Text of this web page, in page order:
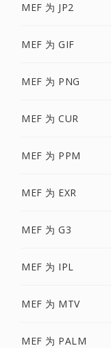
MEF 为 JP2
MEF 为 GIF
MEF 为 PNG
MEF 为 CUR
MEF 为 PPM
MEF 为 EXR
MEF 为 G3
MEF 为 IPL
MEF 为 MTV
MEF 为 PALM